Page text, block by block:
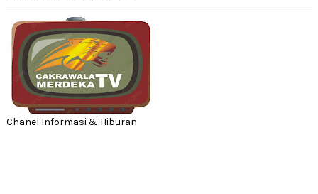
Chanel Informasi & Hiburan